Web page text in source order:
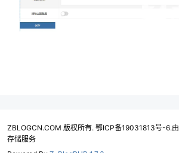
ZBLOGCN.COM 版权所有. 鄂ICP备19031813号-6.由
存储服务